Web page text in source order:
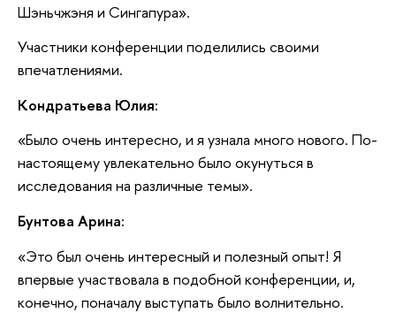
Шэньчжэня и Сингапура».
Участники конференции поделились своими
впечатлениями.
Кондратьева Юлия:
«Было очень интересно, и я узнала много нового. По-
настоящему увлекательно было окунуться в
исследования на различные темы».
Бунтова Арина:
«Это был очень интересный и полезный опыт! Я
впервые участвовала в подобной конференции, и,
конечно, поначалу выступать было волнительно.